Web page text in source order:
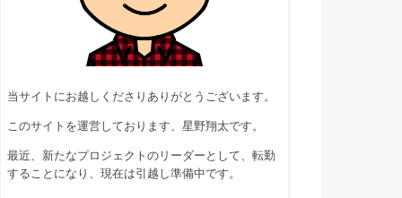
当サイトにお越しくださりありがとうございます。
このサイトを運営しております、星野翔太です。
最近、新たなプロジェクトのリーダーとして、転勤
することになり、現在は引越し準備中です。